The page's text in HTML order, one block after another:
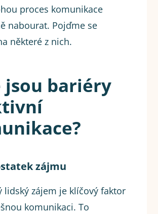
proces komunikace
nabourat. Pojďme se
některé z nich.
jsou bariéry
zájmu
lidský zájem je klíčový faktor
komunikaci. To